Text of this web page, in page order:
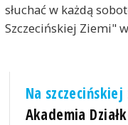
słuchać w każdą
Szczecińskiej Ziemi"
Na szczecińskiej
Akademia